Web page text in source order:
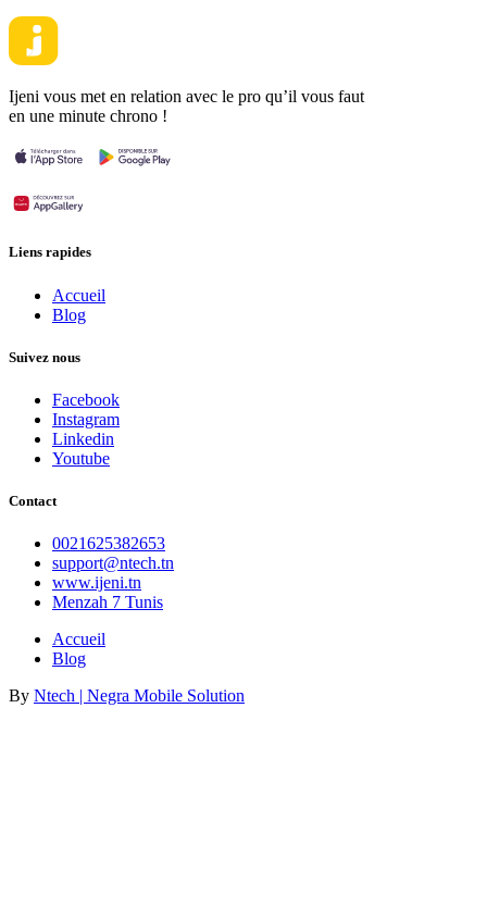
Ijeni vous met en relation avec le pro qu’il vous faut
en une minute chrono !
Liens rapides
Accueil
Blog
Suivez nous
Facebook
Instagram
Linkedin
Youtube
Contact
0021625382653
support@ntech.tn
www.ijeni.tn
Menzah 7 Tunis
Accueil
Blog
By Ntech | Negra Mobile Solution